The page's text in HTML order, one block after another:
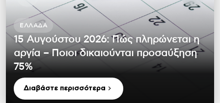
ΕΛΛΆΔΑ
15 Αυγούστου 2026: Πώς πληρώνεται η
αργία – Ποιοι δικαιούνται προσαύξηση
75%
Διαβάστε περισσότερα